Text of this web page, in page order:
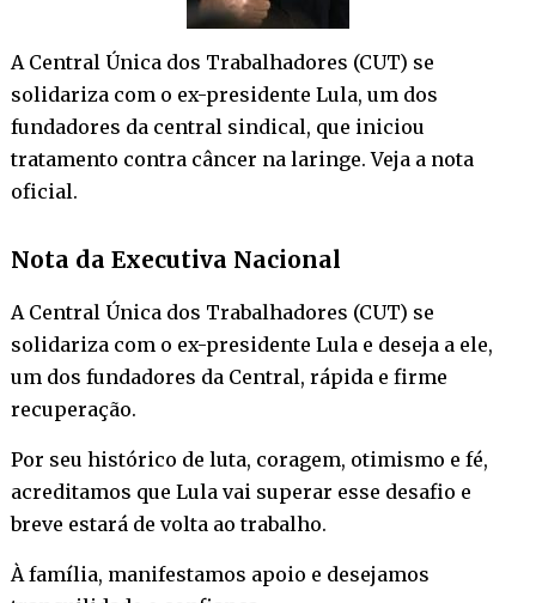
A Central Única dos Trabalhadores (CUT) se
solidariza com o ex-presidente Lula, um dos
fundadores da central sindical, que iniciou
tratamento contra câncer na laringe. Veja a nota
oficial.
Nota da Executiva Nacional
A Central Única dos Trabalhadores (CUT) se
solidariza com o ex-presidente Lula e deseja a ele,
um dos fundadores da Central, rápida e firme
recuperação.
Por seu histórico de luta, coragem, otimismo e fé,
acreditamos que Lula vai superar esse desafio e
breve estará de volta ao trabalho.
À família, manifestamos apoio e desejamos